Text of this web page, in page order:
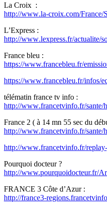
La Croix :
http://www.la-croix.com/France/
L’Express :
http://www.lexpress.fr/actualite/
France bleu :
https://www.francebleu.fr/
https://www.francebleu.fr/infos/
télématin france tv info :
http://www.francetvinfo.fr/sante/
France 2 ( à 14 mn 55 sec du
http://www.francetvinfo.fr/sante/
http://www.francetvinfo.fr/
Pourquoi docteur ?
http://www.pourquoidocteur.fr/
FRANCE 3 Côte d’Azur :
http://france3-